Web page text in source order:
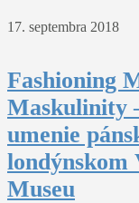
17. septembra 2018
Fashioning
Maskulinity
umenie
Museu